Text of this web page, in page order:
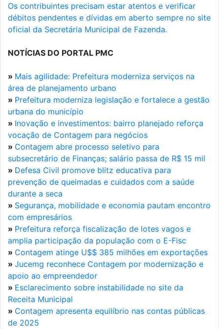
Os contribuintes precisam estar atentos e verificar
débitos pendentes e dívidas em aberto sempre no site
oficial da Secretária Municipal de Fazenda.
NOTÍCIAS DO PORTAL PMC
» Mais agilidade: Prefeitura moderniza serviços na
área de planejamento urbano
» Prefeitura moderniza legislação e fortalece a gestão
urbana do município
» Inovação e investimentos: bairro planejado reforça
vocação de Contagem para negócios
» Contagem abre processo seletivo para
subsecretário de Finanças; salário passa de R$ 15 mil
» Defesa Civil promove blitz educativa para
prevenção de queimadas e cuidados com a saúde
durante a seca
» Segurança, mobilidade e economia pautam encontro
com empresários
» Prefeitura reforça fiscalização de lotes vagos e
amplia participação da população com o E-Fisc
» Contagem atinge U$$ 385 milhões em exportações
» Jucemg reconhece Contagem por modernização e
apoio ao empreendedor
» Esclarecimento sobre instabilidade no site da
Receita Municipal
» Contagem apresenta equilíbrio nas contas públicas
de 2025